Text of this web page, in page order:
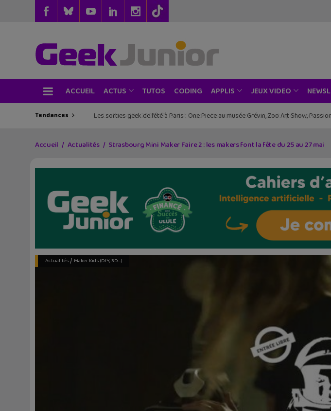
ACCUEIL ACTUS TUTOS CODING APPLIS JEUX VIDEO
Tendances Les sorties geek de l’été à Paris : One Piece au musée Grévin, Zoo Art Show,
Accueil Actualités Strasbourg Mini Maker Faire 2 : les makers font la fête du 25 au 27 mai
Actualités/ Maker Kids (DIY, 3D...)